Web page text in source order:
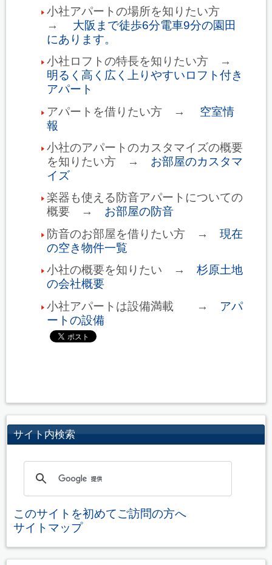
小社アパートの場所を知りたい方
→ 大阪まで徒歩6分電車9分の園田
にあります。
小社ロフトの特長を知りたい方 →
明るく高く広く上りやすいロフト付き
アパート
アパートを借りたい方 → 空室情
報
小社のアパートのカスタマイズの概要
を知りたい方 → お部屋のカスタマ
イズ
楽器も使える防音アパートについての
概要 → お部屋の防音
防音のお部屋を借りたい方 → 現在
の空き物件一覧
小社の概要を知りたい → 杉原土地
の会社概要
小社アパートは設備満載 →
アパ
ートの設備
サイト内検索
このサイトを初めてご訪問の方へ
サイトマップ